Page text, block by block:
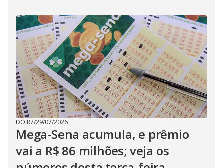
DO R7/29/07/2026
Mega-Sena acumula, e prêmio
vai a R$ 86 milhões; veja os